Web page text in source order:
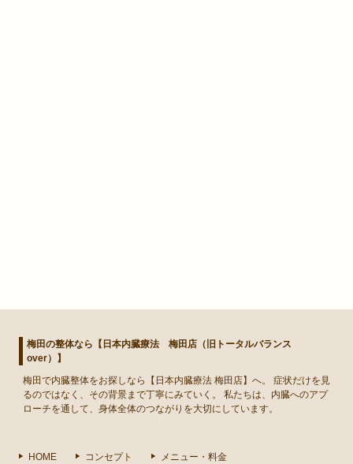
梅田の整体なら【日本内臓療法 梅田店（旧トータルバランス
over）】
梅田で内臓整体をお探しなら【日本内臓療法 梅田店】へ。 症状だけを見
るのではなく、その背景まで丁寧にみていく。 私たちは、内臓へのアプ
ローチを通して、身体全体のつながりを大切にしています。
HOME コンセプト メニュー・料金